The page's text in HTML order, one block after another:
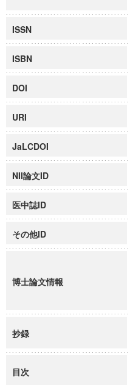
ISSN
ISBN
DOI
URI
JaLCDOI
NII論文ID
医中誌ID
その他ID
博士論文情報
抄録
目次